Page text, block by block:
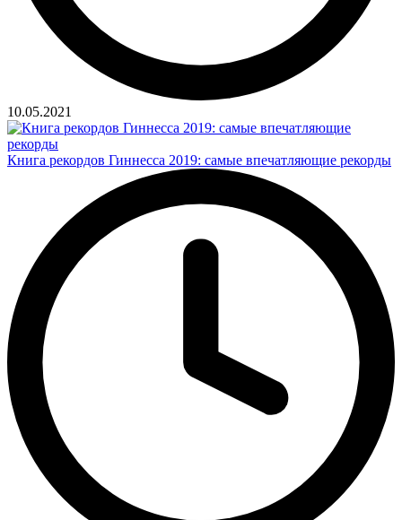
10.05.2021
Книга рекордов Гиннесса 2019: самые впечатляющие рекорды